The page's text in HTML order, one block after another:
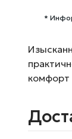
*
комфорт